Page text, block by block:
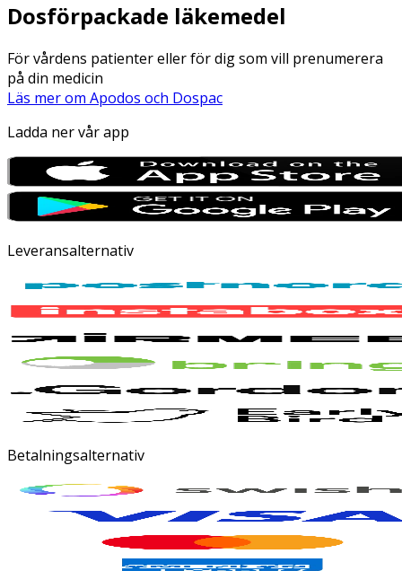
Dosförpackade läkemedel
För vårdens patienter eller för dig som vill prenumerera
på din medicin
Läs mer om Apodos och Dospac
Ladda ner vår app
Leveransalternativ
Betalningsalternativ